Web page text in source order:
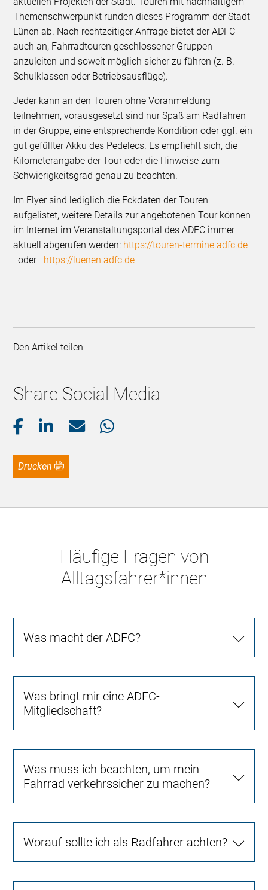
Themenschwerpunkt runden dieses Programm der Stadt
Lünen ab. Nach rechtzeitiger Anfrage bietet der ADFC
auch an, Fahrradtouren geschlossener Gruppen
anzuleiten und soweit möglich sicher zu führen (z. B.
Schulklassen oder Betriebsausflüge).
Jeder kann an den Touren ohne Voranmeldung
teilnehmen, vorausgesetzt sind nur Spaß am Radfahren
in der Gruppe, eine entsprechende Kondition oder ggf. ein
gut gefüllter Akku des Pedelecs. Es empfiehlt sich, die
Kilometerangabe der Tour oder die Hinweise zum
Schwierigkeitsgrad genau zu beachten.
Im Flyer sind lediglich die Eckdaten der Touren
aufgelistet, weitere Details zur angebotenen Tour können
im Internet im Veranstaltungsportal des ADFC immer
aktuell abgerufen werden: https://touren-termine.adfc.de
oder https://luenen.adfc.de
Den Artikel teilen
Share Social Media
Drucken
Häufige Fragen von
Alltagsfahrer*innen
Was macht der ADFC?
Was bringt mir eine ADFC-
Mitgliedschaft?
Was muss ich beachten, um mein
Fahrrad verkehrssicher zu machen?
Worauf sollte ich als Radfahrer achten?